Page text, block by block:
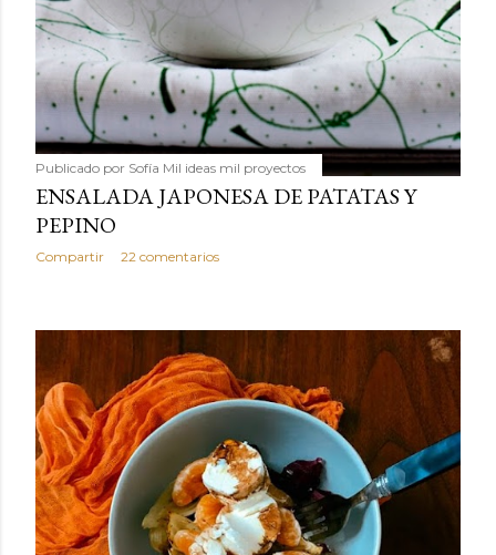
Publicado por Sofía Mil ideas mil proyectos
ENSALADA JAPONESA DE PATATAS Y
PEPINO
Compartir 22 comentarios